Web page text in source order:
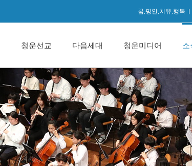
꿈,평안,치유,행복 |
청운선교 다음세대 청운미디어